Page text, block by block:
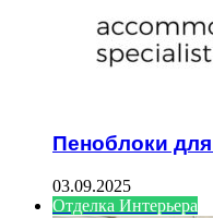
Пеноблоки
03.09.2025
Отделка Интерьера